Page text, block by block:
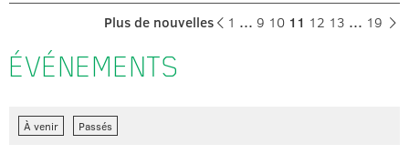
Plus de nouvelles 1 … 9 10 11 12 13 … 19
ÉVÉNEMENTS
À venir Passés